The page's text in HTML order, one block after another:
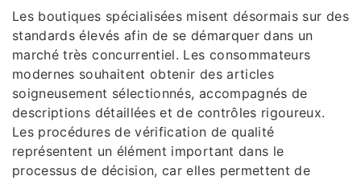
Les boutiques spécialisées misent désormais sur des
standards élevés afin de se démarquer dans un
marché très concurrentiel. Les consommateurs
modernes souhaitent obtenir des articles
soigneusement sélectionnés, accompagnés de
descriptions détaillées et de contrôles rigoureux.
Les procédures de vérification de qualité
représentent un élément important dans le
processus de décision, car elles permettent de